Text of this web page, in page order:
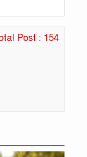
Post : 154